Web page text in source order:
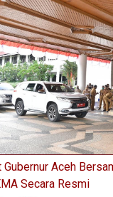
Gubernur Aceh
Secara Resmi